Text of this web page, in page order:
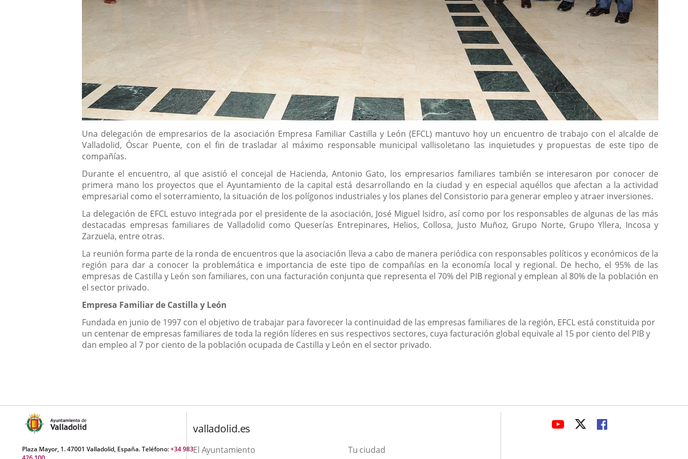
Descripción
Una delegación de empresarios de la asociación Empresa Familiar Castilla y León (EFCL) mantuvo hoy un encuentro de trabajo con el alcalde de
Valladolid, Óscar Puente, con el fin de trasladar al máximo responsable municipal vallisoletano las inquietudes y propuestas de este tipo de
compañías.
Durante el encuentro, al que asistió el concejal de Hacienda, Antonio Gato, los empresarios familiares también se interesaron por conocer de
primera mano los proyectos que el Ayuntamiento de la capital está desarrollando en la ciudad y en especial aquéllos que afectan a la actividad
empresarial como el soterramiento, la situación de los polígonos industriales y los planes del Consistorio para generar empleo y atraer inversiones.
La delegación de EFCL estuvo integrada por el presidente de la asociación, José Miguel Isidro, así como por los responsables de algunas de las más
destacadas empresas familiares de Valladolid como Queserías Entrepinares, Helios, Collosa, Justo Muñoz, Grupo Norte, Grupo Yllera, Incosa y
Zarzuela, entre otras.
La reunión forma parte de la ronda de encuentros que la asociación lleva a cabo de manera periódica con responsables políticos y económicos de la
región para dar a conocer la problemática e importancia de este tipo de compañías en la economía local y regional. De hecho, el 95% de las
empresas de Castilla y León son familiares, con una facturación conjunta que representa el 70% del PIB regional y emplean al 80% de la población en
el sector privado.
Empresa Familiar de Castilla y León
Fundada en junio de 1997 con el objetivo de trabajar para favorecer la continuidad de las empresas familiares de la región, EFCL está constituida por
un centenar de empresas familiares de toda la región líderes en sus respectivos sectores, cuya facturación global equivale al 15 por ciento del PIB y
dan empleo al 7 por ciento de la población ocupada de Castilla y León en el sector privado.
Plaza Mayor, 1. 47001 Valladolid, España. Teléfono:+34 983
valladolid.es
El Ayuntamiento
Tu ciudad
LINK
LINKLINK